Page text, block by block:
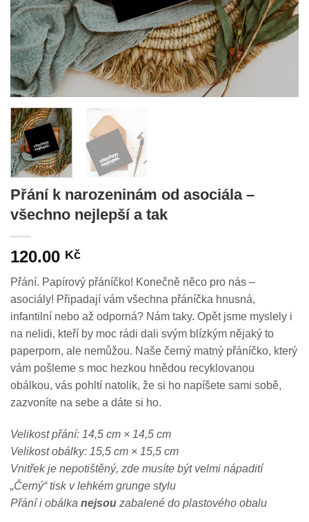
Přání k narozeninám od asociála –
všechno nejlepší a tak
120.00 Kč
Přání. Papírový přáníčko! Konečně něco pro nás –
asociály! Připadají vám všechna přáníčka hnusná,
infantilní nebo až odporná? Nám taky. Opět jsme myslely i
na nelidi, kteří by moc rádi dali svým blízkým nějaký to
paperporn, ale nemůžou. Naše černý matný přáníčko, který
vám pošleme s moc hezkou hnědou recyklovanou
obálkou, vás pohltí natolik, že si ho napíšete sami sobě,
zazvoníte na sebe a dáte si ho.
Velikost přání: 14,5 cm × 14,5 cm
Velikost obálky: 15,5 cm × 15,5 cm
Vnitřek je nepotištěný, zde musíte být velmi nápadití
„Černý“ tisk v lehkém grunge stylu
Přání i obálka nejsou zabalené do plastového obalu